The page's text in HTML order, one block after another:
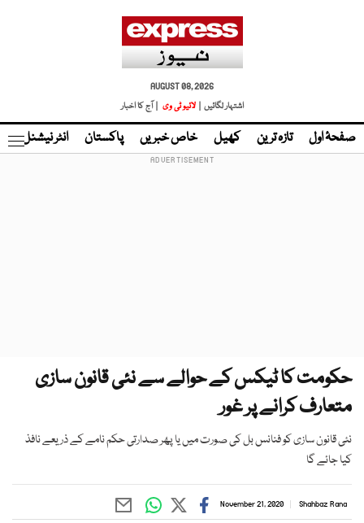
AUGUST 08, 2026
اشتہار لگائیں |
لائیو ٹی وی | آج کا اخبار
صفحۂ اول تازہ ترین کھیل خاص خبریں پاکستان انٹر نیشنل
حکومت کا ٹیکس کے حوالے سے نئی قانون سازی
متعارف کرانے پر غور
نئی قانون سازی کو فنانس بل کی صورت میں یا پھر صدارتی حکم نامے کے ذریعے نافذ
کیا جائے گا
Shahbaz Rana
November 21, 2020